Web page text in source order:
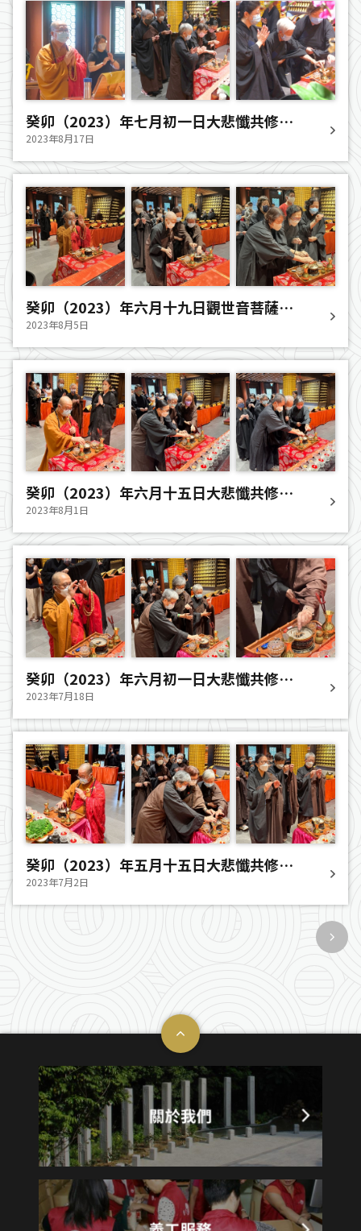
癸卯（2023）年七月初一日大悲懺共修法
會圓滿
2023年8月17日
癸卯（2023）年六月十九日觀世音菩薩成
道日法會
2023年8月5日
癸卯（2023）年六月十五日大悲懺共修法
會
2023年8月1日
癸卯（2023）年六月初一日大悲懺共修法
會
2023年7月18日
癸卯（2023）年五月十五日大悲懺共修法
會
2023年7月2日